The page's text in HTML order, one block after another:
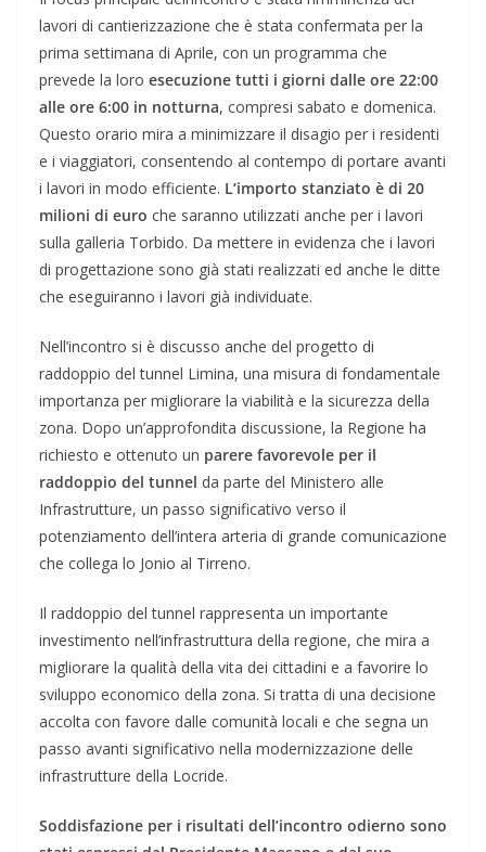
lavori di cantierizzazione che è stata confermata per la
prima settimana di Aprile, con un programma che
prevede la loro esecuzione tutti i giorni dalle ore 22:00
alle ore 6:00 in notturna, compresi sabato e domenica.
Questo orario mira a minimizzare il disagio per i residenti
e i viaggiatori, consentendo al contempo di portare avanti
i lavori in modo efficiente. L’importo stanziato è di 20
milioni di euro che saranno utilizzati anche per i lavori
sulla galleria Torbido. Da mettere in evidenza che i lavori
di progettazione sono già stati realizzati ed anche le ditte
che eseguiranno i lavori già individuate.
Nell’incontro si è discusso anche del progetto di
raddoppio del tunnel Limina, una misura di fondamentale
importanza per migliorare la viabilità e la sicurezza della
zona. Dopo un’approfondita discussione, la Regione ha
richiesto e ottenuto un parere favorevole per il
raddoppio del tunnel da parte del Ministero alle
Infrastrutture, un passo significativo verso il
potenziamento dell’intera arteria di grande comunicazione
che collega lo Jonio al Tirreno.
Il raddoppio del tunnel rappresenta un importante
investimento nell’infrastruttura della regione, che mira a
migliorare la qualità della vita dei cittadini e a favorire lo
sviluppo economico della zona. Si tratta di una decisione
accolta con favore dalle comunità locali e che segna un
passo avanti significativo nella modernizzazione delle
infrastrutture della Locride.
Soddisfazione per i risultati dell’incontro odierno sono